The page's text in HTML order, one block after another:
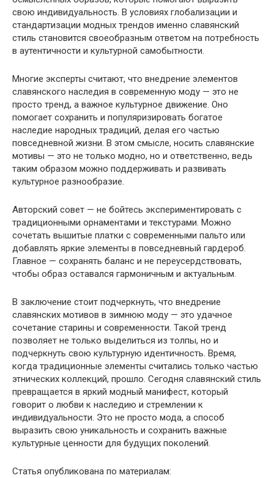
свою индивидуальность. В условиях глобализации и
стандартизации модных трендов именно славянский
стиль становится своеобразным ответом на потребность
в аутентичности и культурной самобытности.
Многие эксперты считают, что внедрение элементов
славянского наследия в современную моду — это не
просто тренд, а важное культурное движение. Оно
помогает сохранить и популяризировать богатое
наследие народных традиций, делая его частью
повседневной жизни. В этом смысле, носить славянские
мотивы — это не только модно, но и ответственно, ведь
таким образом можно поддерживать и развивать
культурное разнообразие.
Авторский совет — не бойтесь экспериментировать с
традиционными орнаментами и текстурами. Можно
сочетать вышитые платки с современными пальто или
добавлять яркие элементы в повседневный гардероб.
Главное — сохранять баланс и не переусердствовать,
чтобы образ оставался гармоничным и актуальным.
В заключение стоит подчеркнуть, что внедрение
славянских мотивов в зимнюю моду — это удачное
сочетание старины и современности. Такой тренд
позволяет не только выделиться из толпы, но и
подчеркнуть свою культурную идентичность. Время,
когда традиционные элементы считались только частью
этнических коллекций, прошло. Сегодня славянский стиль
превращается в яркий модный манифест, который
говорит о любви к наследию и стремлении к
индивидуальности. Это не просто мода, а способ
выразить свою уникальность и сохранить важные
культурные ценности для будущих поколений.
Статья опубликована по материалам: